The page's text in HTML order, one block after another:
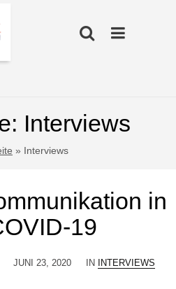
Interviews
» Interviews
in
19
JUNI 23, 2020 IN INTERVIEWS